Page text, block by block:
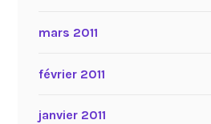
mars 2011
février 2011
janvier 2011